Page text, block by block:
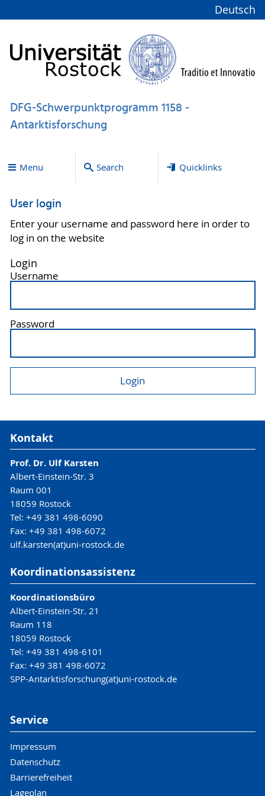
Deutsch
DFG-Schwerpunktprogramm 1158 -
Antarktisforschung
Menu Search Quicklinks
User login
Enter your username and password here in order to
log in on the website
Login
Username
Password
Kontakt
Prof. Dr. Ulf Karsten
Albert-Einstein-Str. 3
Raum 001
18059 Rostock
Tel: +49 381 498-6090
Fax: +49 381 498-6072
ulf.karsten(at)uni-rostock.de
Koordinationsassistenz
Koordinationsbüro
Albert-Einstein-Str. 21
Raum 118
18059 Rostock
Tel: +49 381 498-6101
Fax: +49 381 498-6072
SPP-Antarktisforschung(at)uni-rostock.de
Service
Impressum
Datenschutz
Barrierefreiheit
Lageplan